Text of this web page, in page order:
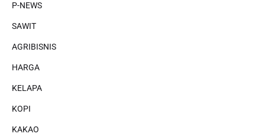
P-NEWS
SAWIT
AGRIBISNIS
HARGA
KELAPA
KOPI
KAKAO